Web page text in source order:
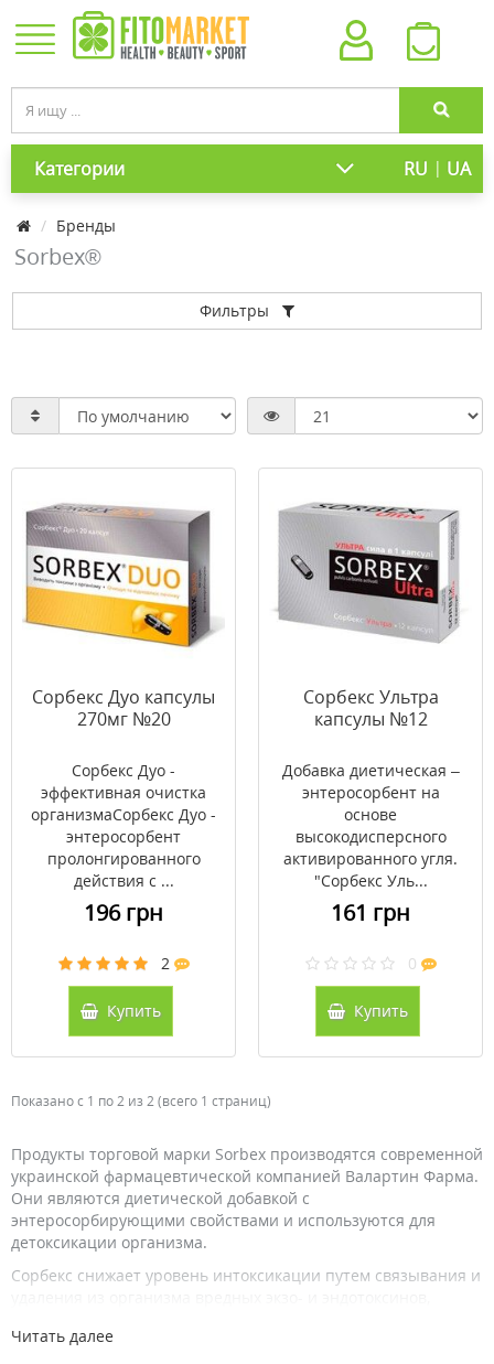
Категории RU | UA
Бренды
Sorbex®
Фильтры
Сорбекс Дуо капсулы
270мг №20
Сорбекс Дуо -
эффективная очистка
организмаСорбекс Дуо -
энтеросорбент
пролонгированного
действия с ...
196 грн
2
Купить
Сорбекс Ультра
капсулы №12
Добавка диетическая –
энтеросорбент на
основе
высокодисперсного
активированного угля.
"Сорбекс Уль...
161 грн
0
Купить
Показано с 1 по 2 из 2 (всего 1 страниц)
Продукты торговой марки Sorbex производятся современной
украинской фармацевтической компанией Валартин Фарма.
Они являются диетической добавкой с
энтеросорбирующими свойствами и используются для
детоксикации организма.
Сорбекс снижает уровень интоксикации путем связывания и
Продуктовая линейка компании под торговой маркой Sorbex
Читать далее